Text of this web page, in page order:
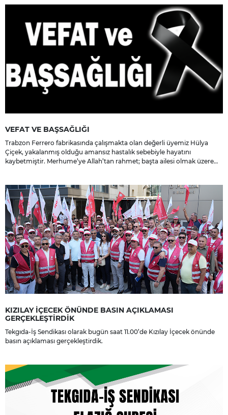
VEFAT VE BAŞSAĞLIĞI
Trabzon Ferrero fabrikasında çalışmakta olan değerli üyemiz Hülya
Çiçek, yakalanmış olduğu amansız hastalık sebebiyle hayatını
kaybetmiştir. Merhume’ye Allah’tan rahmet; başta ailesi olmak üzere
KIZILAY İÇECEK ÖNÜNDE BASIN AÇIKLAMASI
GERÇEKLEŞTİRDİK
Tekgıda-İş Sendikası olarak bugün saat 11.00’de Kızılay İçecek önünde
basın açıklaması gerçekleştirdik.